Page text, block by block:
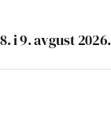
i 9. avgust 2026.